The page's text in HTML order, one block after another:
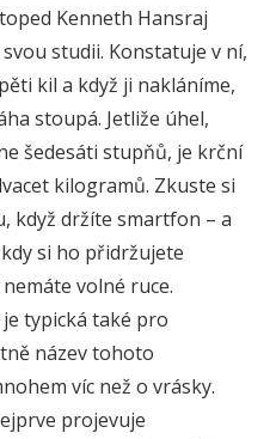
Kenneth Hansraj
studii. Konstatuje v ní,
kil a když ji nakláníme,
stoupá. Jetliže úhel,
šedesáti stupňů, je krční
kilogramů. Zkuste si
když držíte smartfon – a
si ho přidržujete
volné ruce.
typická také pro
název tohoto
víc než o vrásky.
projevuje